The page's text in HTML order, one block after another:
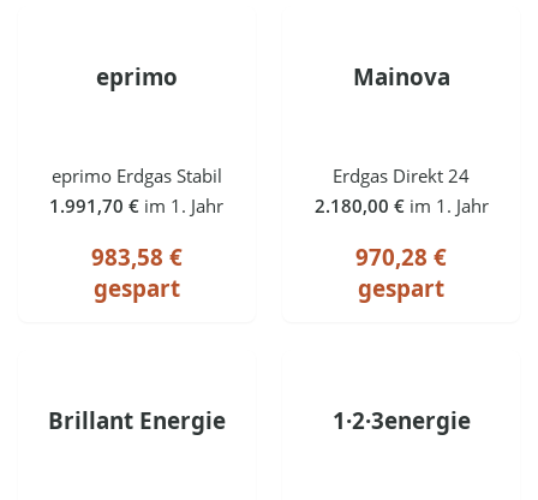
eprimo
eprimo Erdgas Stabil
1.991,70 € im 1. Jahr
983,58 €
gespart
Mainova
Erdgas Direkt 24
2.180,00 € im 1. Jahr
970,28 €
gespart
Brillant Energie 1·2·3energie